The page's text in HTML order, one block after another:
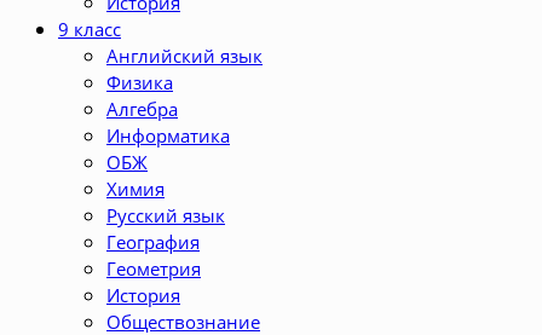
9 класс
Английский язык
Физика
Алгебра
Информатика
ОБЖ
Химия
Русский язык
География
Геометрия
История
Обществознание